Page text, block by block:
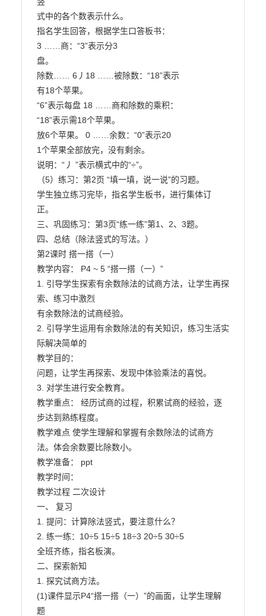
式中的各个数表示什么。
指名学生回答，根据学生口答板书：
3 ……商：“3”表示分3
盘。
除数…… 6丿18 ……被除数：“18”表示
有18个苹果。
“6”表示每盘 18 ……商和除数的乘积：
“18”表示需18个苹果。
放6个苹果。 0 ……余数：“0”表示20
1个苹果全部放完，没有剩余。
说明：“丿 ”表示横式中的“÷”。
（5）练习：第2页 “填一填，说一说”的习题。
学生独立练习完毕，指名学生板书，进行集体订
正。
三、巩固练习：第3页“练一练”第1、2、3题。
四、总结（除法竖式的写法。）
第2课时 搭一搭（一）
教学内容： P4 ~ 5 “搭一搭（一）”
1. 引导学生探索有余数除法的试商方法，让学生再探
索、练习中激烈
有余数除法的试商经验。
2. 引导学生运用有余数除法的有关知识，练习生活实
际解决简单的
教学目的：
问题，让学生再探索、发现中体验乘法的喜悦。
3. 对学生进行安全教育。
教学重点： 经历试商的过程，积累试商的经验，逐
步达到熟练程度。
教学难点 使学生理解和掌握有余数除法的试商方
法。体会余数要比除数小。
教学准备： ppt
教学时间：
教学过程 二次设计
一、 复习
1. 提问：计算除法竖式，要注意什么？
2. 练一练：10÷5 15÷5 18÷3 20÷5 30÷5
全班齐练，指名板演。
二、探索新知
1. 探究试商方法。
(1)课件显示P4“搭一搭（一）”的画面，让学生理解
题